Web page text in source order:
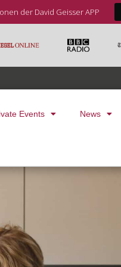
der David Geisser APP
Events News